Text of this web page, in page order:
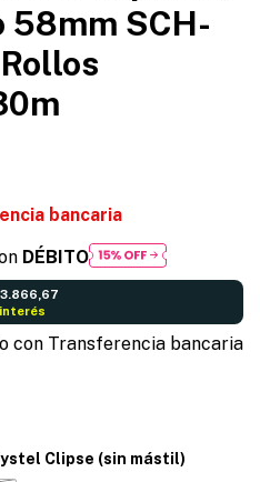
58mm SCH-
bancaria
DÉBITO
con Transferencia bancaria
Clipse (sin mástil)